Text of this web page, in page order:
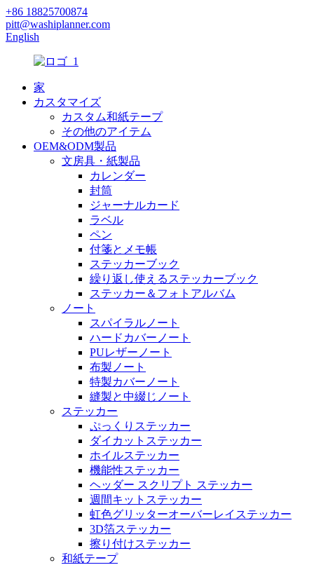
+86 18825700874
pitt@washiplanner.com
English
家
カスタマイズ
カスタム和紙テープ
その他のアイテム
OEM&ODM製品
文房具・紙製品
カレンダー
封筒
ジャーナルカード
ラベル
ペン
付箋とメモ帳
ステッカーブック
繰り返し使えるステッカーブック
ステッカー＆フォトアルバム
ノート
スパイラルノート
ハードカバーノート
PUレザーノート
布製ノート
特製カバーノート
縫製と中綴じノート
ステッカー
ぷっくりステッカー
ダイカットステッカー
ホイルステッカー
機能性ステッカー
ヘッダー スクリプト ステッカー
週間キットステッカー
虹色グリッターオーバーレイステッカー
3D箔ステッカー
擦り付けステッカー
和紙テープ